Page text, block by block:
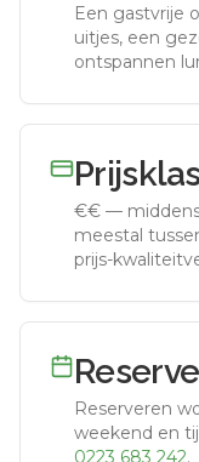
Een gastvrije
uitjes, een
ontspannen
€€ —
meestal
prijs-
Reserveren
weekend en
0223 683 242.